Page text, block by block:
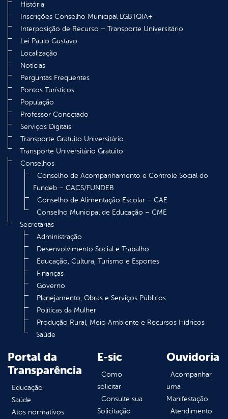
História
Inscrições Conselho Municipal LGBTQIA+
Interposição de Recurso – Transporte Universitário
Lei Paulo Gustavo
Localização
Notícias
Perguntas Frequentes
Pontos Turísticos
População
Professor Conectado
Serviços Digitais
Transporte Gratuito Universitário
Transporte Universitário Gratuito
Conselhos
Conselho de Acompanhamento e Controle Social do
Fundeb – CACS/FUNDEB
Conselho de Alimentação Escolar – CAE
Conselho Municipal de Educação – CME
Secretarias
Administração
Desenvolvimento Social e Trabalho
Educação, Cultura, Turismo e Esportes
Finanças
Governo
Planejamento, Obras e Serviços Públicos
Políticas da Mulher
Produção Rural, Meio Ambiente e Recursos Hídricos
Saúde
Portal da
Transparência
Educação
Saúde
Atos normativos
E-sic
Como
solicitar
Consulte sua
Solicitação
Ouvidoria
Acompanhar
uma
Manifestação
Atendimento